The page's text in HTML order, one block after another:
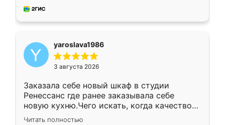
мебель за качественную работу!
yaroslava1986
3 августа 2026
Заказала себе новый шкаф в студии
Ренессанс где ранее заказывала себе
новую кухню.Чего искать, когда качеством
вполне довольна. Служит кухня уже почти
Читать полностью